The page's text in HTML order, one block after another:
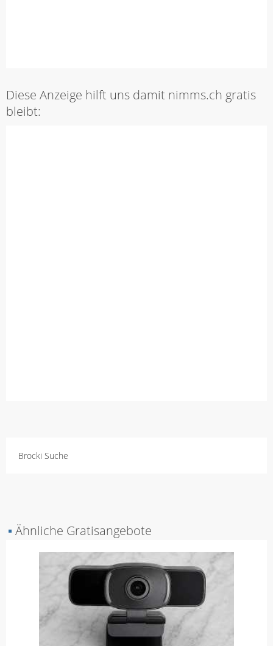
Diese Anzeige hilft uns damit nimms.ch gratis
bleibt:
Brocki Suche
▪ Ähnliche Gratisangebote